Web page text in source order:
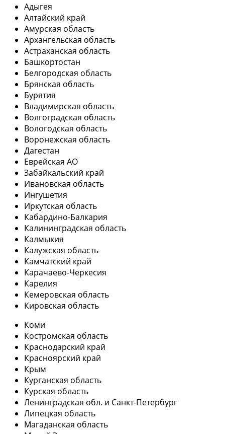
Адыгея
Алтайский край
Амурская область
Архангельская область
Астраханская область
Башкортостан
Белгородская область
Брянская область
Бурятия
Владимирская область
Волгоградская область
Вологодская область
Воронежская область
Дагестан
Еврейская АО
Забайкальский край
Ивановская область
Ингушетия
Иркутская область
Кабардино-Балкария
Калининградская область
Калмыкия
Калужская область
Камчатский край
Карачаево-Черкесия
Карелия
Кемеровская область
Кировская область
Коми
Костромская область
Краснодарский край
Красноярский край
Крым
Курганская область
Курская область
Ленинградская обл. и Санкт-Петербург
Липецкая область
Магаданская область